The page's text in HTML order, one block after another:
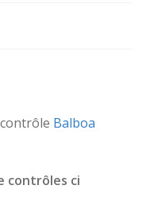
Balboa
contrôles ci